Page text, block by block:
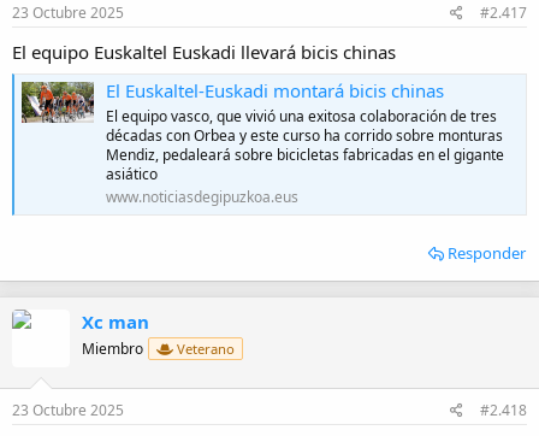
s
23 Octubre 2025 #2.417
El equipo Euskaltel Euskadi llevará bicis chinas
El Euskaltel-Euskadi montará bicis chinas
El equipo vasco, que vivió una exitosa colaboración de tres
décadas con Orbea y este curso ha corrido sobre monturas
Mendiz, pedaleará sobre bicicletas fabricadas en el gigante
asiático
www.noticiasdegipuzkoa.eus
Responder
Xc man
Miembro Veterano
23 Octubre 2025 #2.418